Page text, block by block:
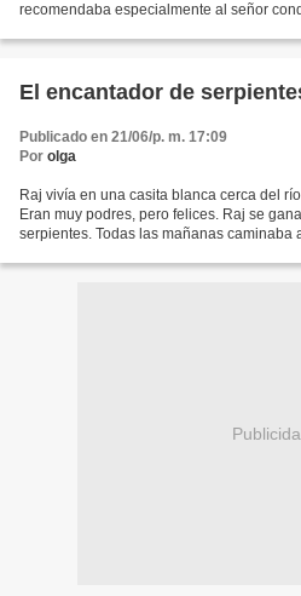
recomendaba especialmente al señor
El encantador de
Publicado en 21/06/p. m. 17:09
Por olga
Raj vivía en una casita blanca cerca del
Eran muy podres, pero felices. Raj se
serpientes. Todas las mañanas caminaba